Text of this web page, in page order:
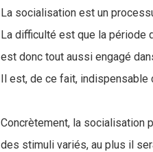
La socialisation est un
La difficulté est que la période
est donc tout aussi engagé
Il est, de ce fait, indispensable
Concrètement, la socialisation
des stimuli variés, au plus il